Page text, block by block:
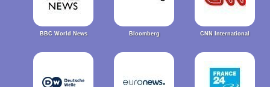
BBC World News Bloomberg CNN International